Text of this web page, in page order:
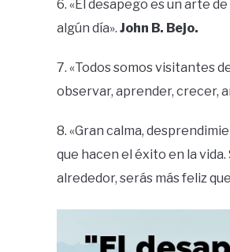
6. «El desapego es un arte
algún día». John B. Bejo.
7. «Todos somos visitantes
observar, aprender, crecer,
8. «Gran calma,
que hacen el éxito en la
alrededor, serás más feliz